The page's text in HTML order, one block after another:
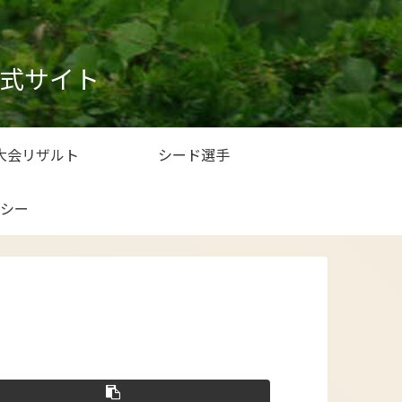
サイト
会リザルト シード選手
ー